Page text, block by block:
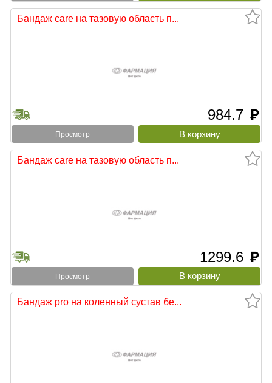
Бандаж care на тазовую область п...
984.7 руб
Просмотр
Бандаж care на тазовую область п...
1299.6 руб
Просмотр
Бандаж pro на коленный сустав бе...